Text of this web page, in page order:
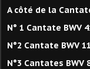
A côté de la
N° 1 Cantate BWV
N°2 Cantate BWV
N°3 Cantates BWV